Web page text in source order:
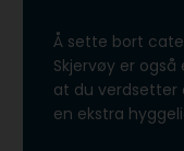
Å sette bort
Skjervøy er
at du verdsetter
en ekstra